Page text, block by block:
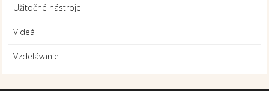
Užitočné nástroje
Videá
Vzdelávanie